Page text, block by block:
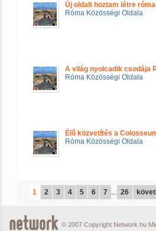
Új oldalt hoztam létre
Róma Közösségi Oldala
A világ nyolcadik csodája
Róma Közösségi Oldala
Élő közvetítés a
Róma Közösségi Oldala
1 2 3 4 5 6 7 ... 26
© 2007 Copyright Network.hu